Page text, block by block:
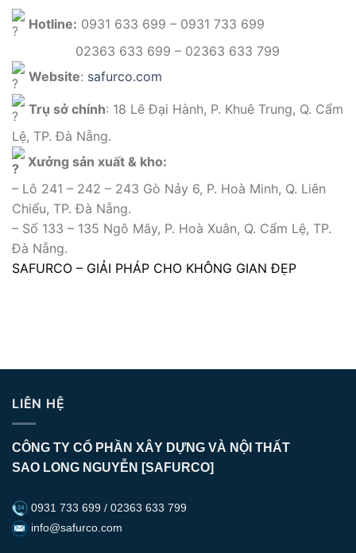
Hotline: 0931 633 699 – 0931 733 699
02363 633 699 – 02363 633 799
Website: safurco.com
Trụ sở chính: 18 Lê Đại Hành, P. Khuê Trung, Q. Cẩm
Lệ, TP. Đà Nẵng.
Xưởng sản xuất & kho:
– Lô 241 – 242 – 243 Gò Nảy 6, P. Hoà Minh, Q. Liên
Chiểu, TP. Đà Nẵng.
– Số 133 – 135 Ngô Mây, P. Hoà Xuân, Q. Cẩm Lệ, TP.
Đà Nẵng.
SAFURCO – GIẢI PHÁP CHO KHÔNG GIAN ĐẸP
LIÊN HỆ
CÔNG TY CỔ PHẦN XÂY DỰNG VÀ NỘI THẤT
SAO LONG NGUYỄN [SAFURCO]
0931 733 699 / 02363 633 799
info@safurco.com